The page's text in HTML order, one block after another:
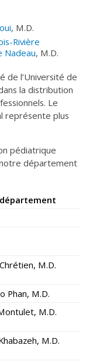
, M.D.
Rivière
Nadeau, M.D.
de l’Université de
la distribution
Le
représente plus
pédiatrique
département
M.D.
Phan, M.D.
M.D.
M.D.